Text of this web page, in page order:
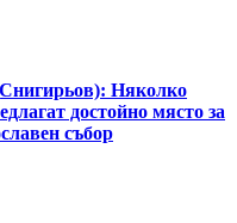
Няколко
достойно място за
събор